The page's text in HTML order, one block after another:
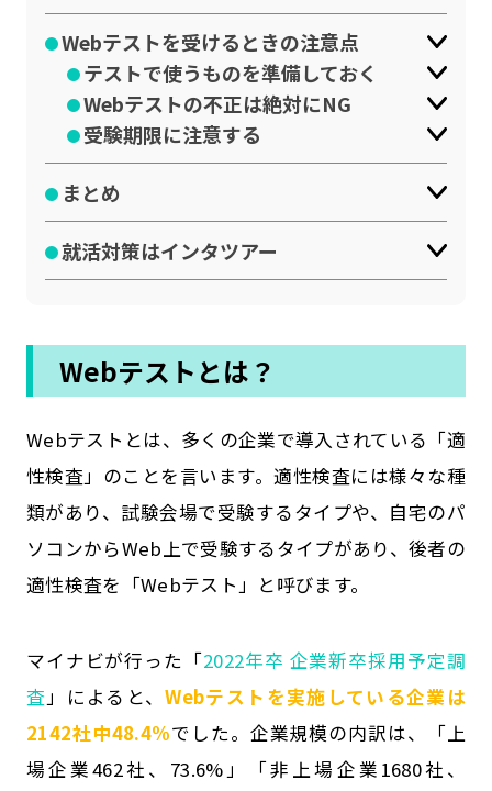
Webテストを受けるときの注意点
テストで使うものを準備しておく
Webテストの不正は絶対にNG
受験期限に注意する
まとめ
就活対策はインタツアー
Webテストとは？
Webテストとは、多くの企業で導入されている「適
性検査」のことを言います。適性検査には様々な種
類があり、試験会場で受験するタイプや、自宅のパ
ソコンからWeb上で受験するタイプがあり、後者の
適性検査を「Webテスト」と呼びます。
マイナビが行った「2022年卒 企業新卒採用予定調
査」によると、Webテストを実施している企業は
2142社中48.4%でした。企業規模の内訳は、「上
場企業462社、73.6%」「非上場企業1680社、